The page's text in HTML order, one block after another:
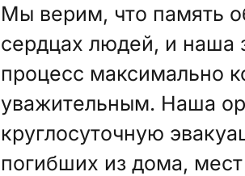
Мы верим, что память
сердцах людей, и наша
процесс максимально
уважительным. Наша
круглосуточную
погибших из дома,